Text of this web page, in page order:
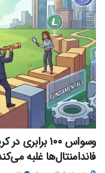
وسواس ۱۰۰
فاندامنتال‌ها غلبه